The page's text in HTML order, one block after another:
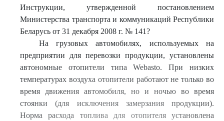
Инструкции, утвержденной постановлением
Министерства транспорта и коммуникаций Республики
Беларусь от 31 декабря 2008 г. № 141?
На грузовых автомобилях, используемых на
предприятии для перевозки продукции, установлены
автономные отопители типа Webasto. При низких
температурах воздуха отопители работают не только во
время движения автомобиля, но и ночью во время
стоянки (для исключения замерзания продукции).
Норма расхода топлива для отопителя установлена